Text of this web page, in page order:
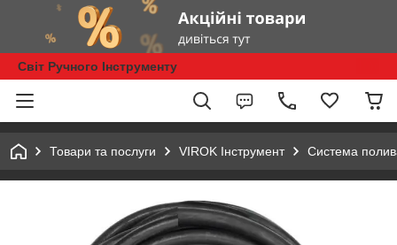
Світ Ручного Інструменту
Товари та послуги VIROK Інструмент Система